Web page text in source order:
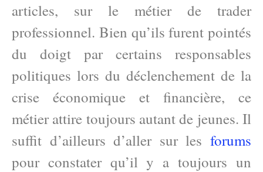
articles, sur le métier de trader
professionnel. Bien qu’ils furent pointés
du doigt par certains responsables
politiques lors du déclenchement de la
crise économique et financière, ce
métier attire toujours autant de jeunes. Il
suffit d’ailleurs d’aller sur les forums
pour constater qu’il y a toujours un